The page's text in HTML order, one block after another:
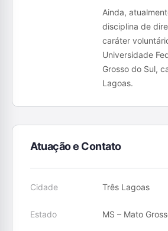
Ainda,
disciplina de
caráter
Universidade
Grosso do Sul,
Lagoas.
Atuação e Contato
Cidade Três Lagoas
Estado MS – Mato